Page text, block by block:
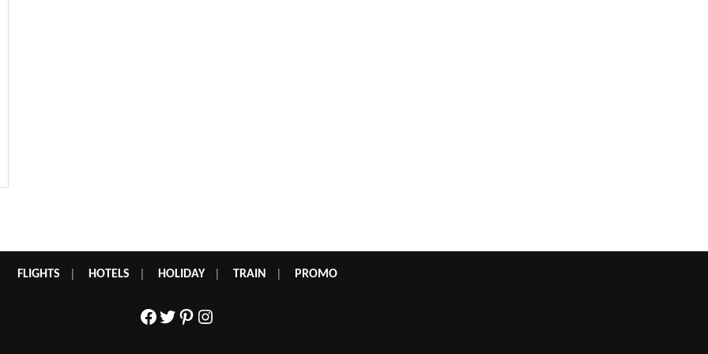
FLIGHTS HOTELS HOLIDAY| TRAIN PROMO
Facebook
Twitter
Pinterest
Instagram